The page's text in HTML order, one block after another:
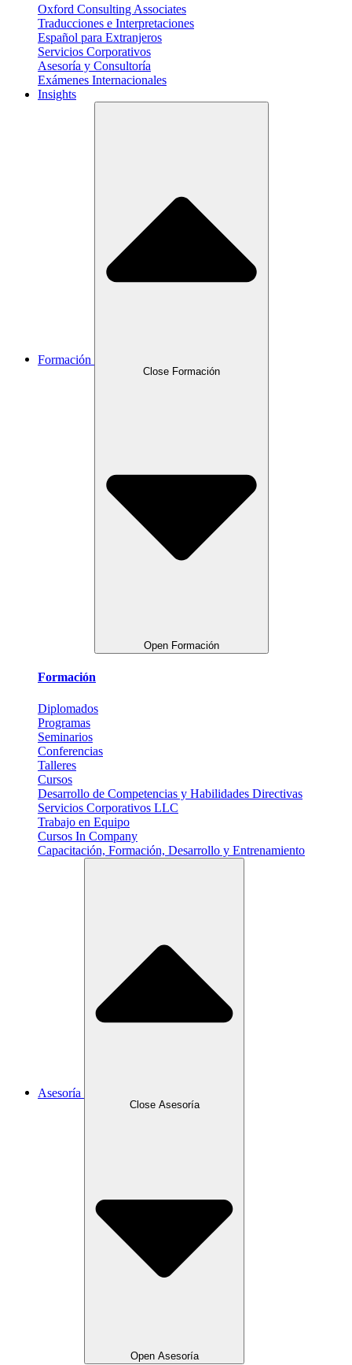
Oxford Consulting Associates
Traducciones e Interpretaciones
Español para Extranjeros
Servicios Corporativos
Asesoría y Consultoría
Exámenes Internacionales
Insights
Formación
Close Formación
Open Formación
Formación
Diplomados
Programas
Seminarios
Conferencias
Talleres
Cursos
Desarrollo de Competencias y Habilidades Directivas
Servicios Corporativos LLC
Trabajo en Equipo
Cursos In Company
Capacitación, Formación, Desarrollo y Entrenamiento
Asesoría
Close Asesoría
Open Asesoría